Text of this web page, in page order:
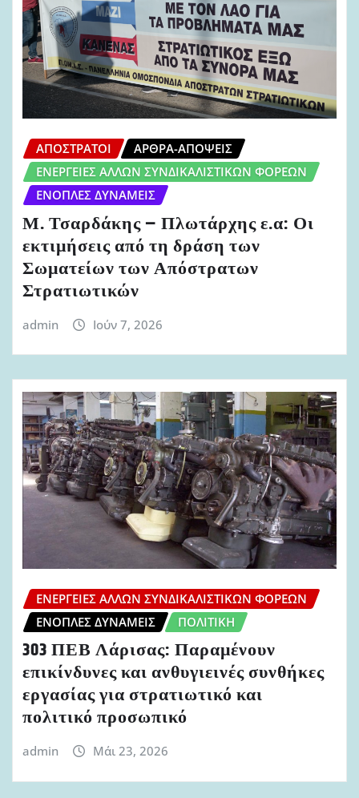
ΑΠΌΣΤΡΑΤΟΙ
ΆΡΘΡΑ-ΑΠΌΨΕΙΣ
ΕΝΈΡΓΕΙΕΣ ΆΛΛΩΝ ΣΥΝΔΙΚΑΛΙΣΤΙΚΏΝ ΦΟΡΈΩΝ
ΈΝΟΠΛΕΣ ΔΥΝΆΜΕΙΣ
Μ. Τσαρδάκης – Πλωτάρχης ε.α: Οι
εκτιμήσεις από τη δράση των
Σωματείων των Απόστρατων
Στρατιωτικών
admin Ιούν 7, 2026
ΕΝΈΡΓΕΙΕΣ ΆΛΛΩΝ ΣΥΝΔΙΚΑΛΙΣΤΙΚΏΝ ΦΟΡΈΩΝ
ΈΝΟΠΛΕΣ ΔΥΝΆΜΕΙΣ
ΠΟΛΙΤΙΚΉ
303 ΠΕΒ Λάρισας: Παραμένουν
επικίνδυνες και ανθυγιεινές συνθήκες
εργασίας για στρατιωτικό και
πολιτικό προσωπικό
admin Μάι 23, 2026